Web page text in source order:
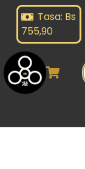
Tasa: Bs
755,90